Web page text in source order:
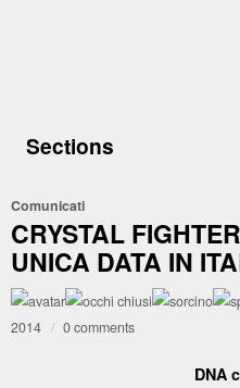
Sections
Comunicati
CRYSTAL
UNICA DATA IN
2014 / 0 comments
DNA